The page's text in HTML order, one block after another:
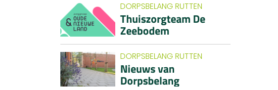
DORPSBELANG RUTTEN
Thuiszorgteam De
Zeebodem
DORPSBELANG RUTTEN
Nieuws van
Dorpsbelang